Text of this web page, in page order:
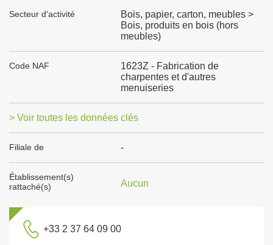
Secteur d'activité
Bois, papier, carton, meubles >
Bois, produits en bois (hors
meubles)
Code NAF
1623Z - Fabrication de
charpentes et d'autres
menuiseries
> Voir toutes les données clés
Filiale de -
Établissement(s)
rattaché(s)
Aucun
+33 2 37 64 09 00